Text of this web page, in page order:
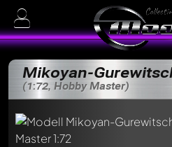
Mikoyan-
(1:72, Hobby Master)